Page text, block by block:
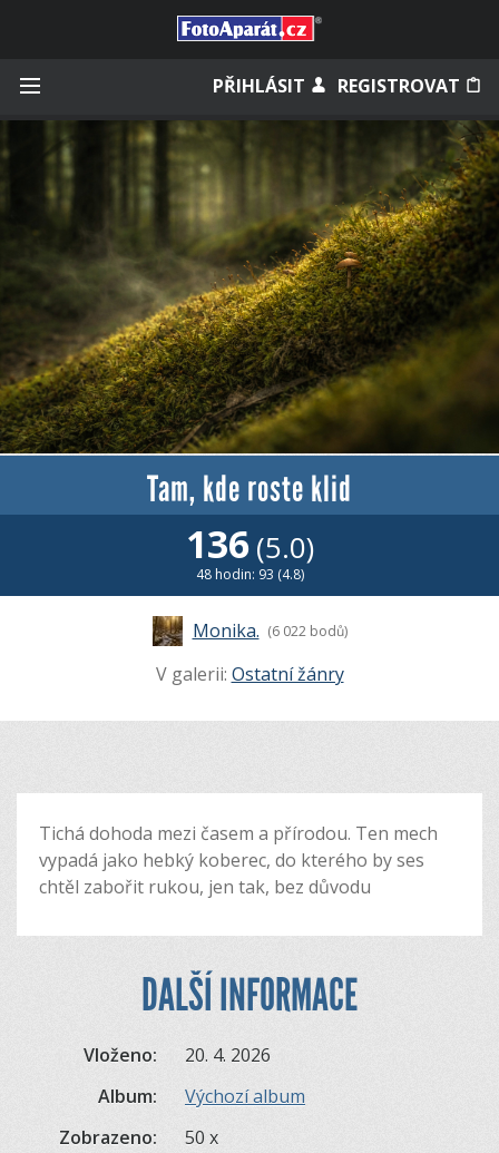
PŘIHLÁSIT REGISTROVAT
Zapamatovat
Zapomněli jste heslo?
Měli jste účet na starém webu?
Tam, kde roste klid
136 (5.0)
48 hodin: 93 (4.8)
Monika. (6 022 bodů)
V galerii: Ostatní žánry
Tichá dohoda mezi časem a přírodou. Ten mech
vypadá jako hebký koberec, do kterého by ses
chtěl zabořit rukou, jen tak, bez důvodu
DALŠÍ INFORMACE
Vloženo:
20. 4. 2026
Album:
Výchozí album
Zobrazeno:
50 x